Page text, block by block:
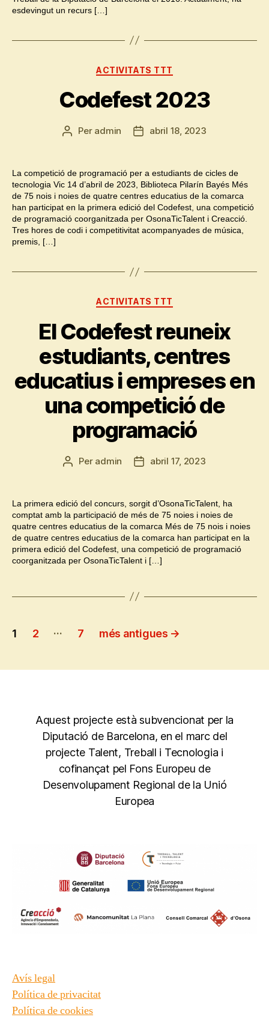
esdevingut un recurs […]
Categories
ACTIVITATS TTT
Codefest 2023
Autor
Per admin
Dataabril 18, 2023
La competició de programació per a estudiants de cicles de
tecnologia Vic 14 d’abril de 2023, Biblioteca Pilarín Bayés Més
de 75 nois i noies de quatre centres educatius de la comarca
han participat en la primera edició del Codefest, una competició
de programació coorganitzada per OsonaTicTalent i Creacció.
Tres hores de codi i competitivitat acompanyades de música,
premis, […]
Categories
ACTIVITATS TTT
El Codefest reuneix
estudiants, centres
educatius i empreses en
una competició de
programació
Autor
Per admin
Dataabril 17, 2023
La primera edició del concurs, sorgit d’OsonaTicTalent, ha
comptat amb la participació de més de 75 noies i noies de
quatre centres educatius de la comarca Més de 75 nois i noies
de quatre centres educatius de la comarca han participat en la
primera edició del Codefest, una competició de programació
coorganitzada per OsonaTicTalent i […]
Paginació
les
1 2 … 7 més antigues →
Aquest projecte està subvencionat per la
Diputació de Barcelona, en el marc del
projecte Talent, Treball i Tecnologia i
cofinançat pel Fons Europeu de
Desenvolupament Regional de la Unió
Europea
Avís legal
Política de privacitat
Política de cookies